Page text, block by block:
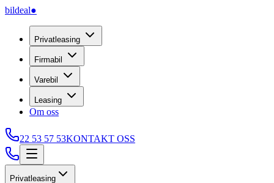
bildeal●
Privatleasing
Firmabil
Varebil
Leasing
Om oss
22 53 57 53KONTAKT OSS
Privatleasing